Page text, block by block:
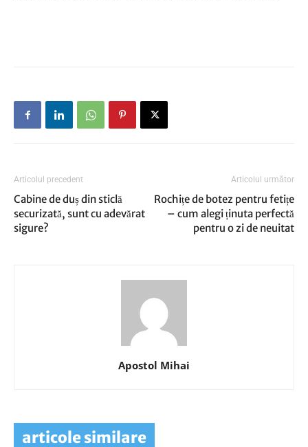
Articolul precedent
Cabine de duș din sticlă
securizată, sunt cu adevărat
sigure?
Articolul următor
Rochițe de botez pentru fetițe
– cum alegi ținuta perfectă
pentru o zi de neuitat
Apostol Mihai
articole similare